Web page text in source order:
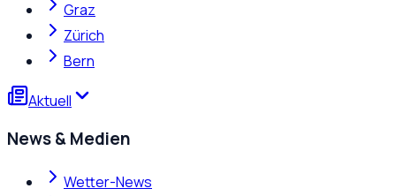
Graz
Zürich
Bern
Aktuell
News & Medien
Wetter-News